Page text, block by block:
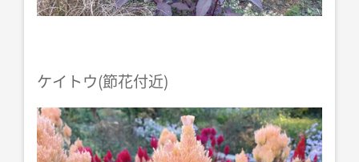
ケイトウ(節花付近)